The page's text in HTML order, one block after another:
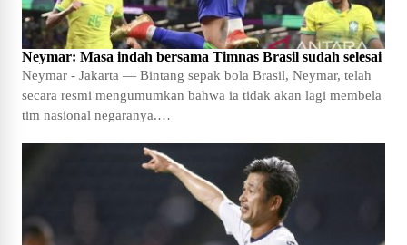
Neymar: Masa indah bersama Timnas Brasil sudah selesai
Neymar - Jakarta — Bintang sepak bola Brasil, Neymar, telah
secara resmi mengumumkan bahwa ia tidak akan lagi membela
tim nasional negaranya.…